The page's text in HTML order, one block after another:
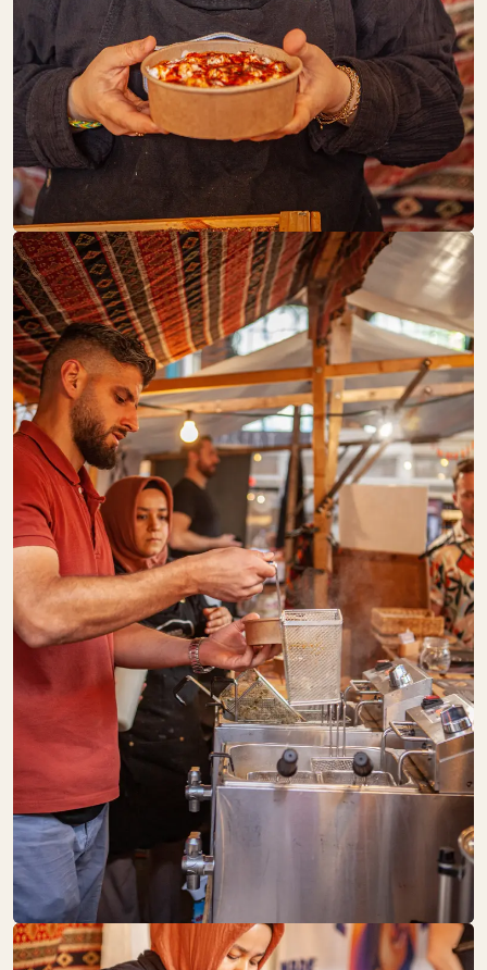
10:00 – 18:00
Fleisch + Wurstwaren
FLÄMING­BLÜTE
10:00 – 18:00
Schöne Dinge
FOOD TOGETHER
SA:10:00 – 18:00
Backwaren
Eier
Käse + Milch
Obst + Gemüse
Speisekammer
FRAMED SOUL
SA:10:00 – 18:00
Schöne Dinge
FRISCH
GEFISCHT
SA: GESCHLOSSEN
Gastronomie
GEMÜSEHOF